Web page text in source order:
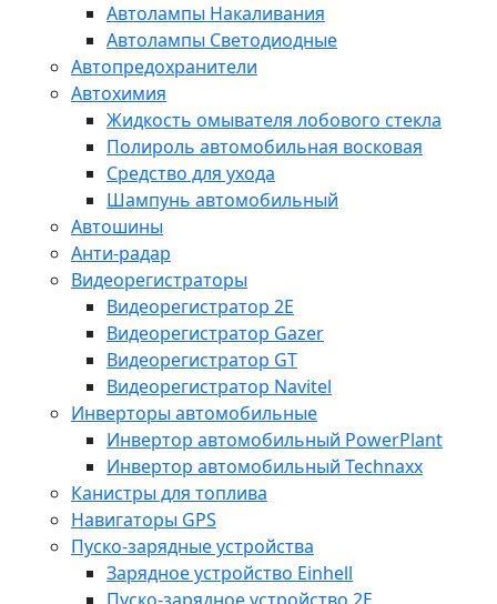
Автолампы Накаливания
Автолампы Светодиодные
Автопредохранители
Автохимия
Жидкость омывателя лобового стекла
Полироль автомобильная восковая
Средство для ухода
Шампунь автомобильный
Автошины
Анти-радар
Видеорегистраторы
Видеорегистратор 2E
Видеорегистратор Gazer
Видеорегистратор GT
Видеорегистратор Navitel
Инверторы автомобильные
Инвертор автомобильный PowerPlant
Инвертор автомобильный Technaxx
Канистры для топлива
Навигаторы GPS
Пуско-зарядные устройства
Зарядное устройство Einhell